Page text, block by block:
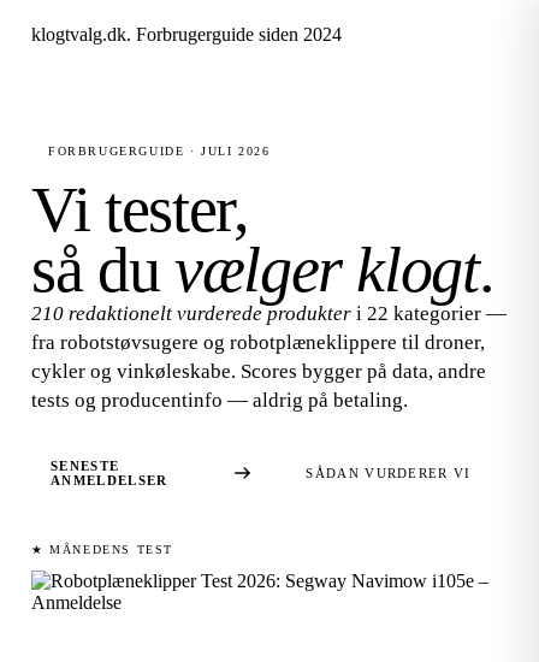
klogtvalg.dk. Forbrugerguide siden 2024
FORBRUGERGUIDE · JULI 2026
Vi tester,
så du vælger klogt.
210 redaktionelt vurderede produkter i 22 kategorier —
fra robotstøvsugere og robotplæneklippere til droner,
cykler og vinkøleskabe. Scores bygger på data, andre
tests og producentinfo — aldrig på betaling.
SENESTE
ANMELDELSER
SÅDAN VURDERER VI
★ MÅNEDENS TEST